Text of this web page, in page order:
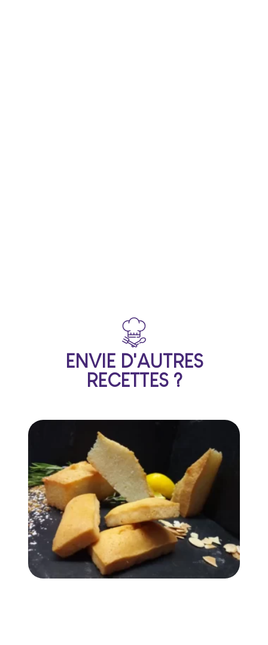
ENVIE D'AUTRES
RECETTES ?